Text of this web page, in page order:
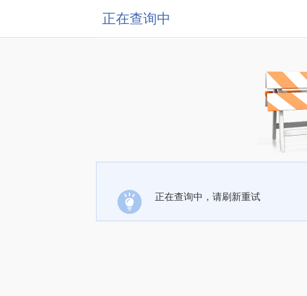
正在查询中
正在查询中，请刷新重试